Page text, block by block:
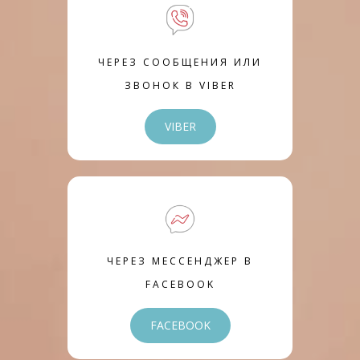
ЧЕРЕЗ СООБЩЕНИЯ ИЛИ
ЗВОНОК В VIBER
VIBER
ЧЕРЕЗ МЕССЕНДЖЕР В
FACEBOOK
FACEBOOK